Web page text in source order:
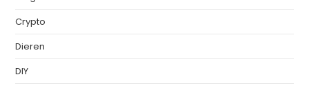
Crypto
Dieren
DIY